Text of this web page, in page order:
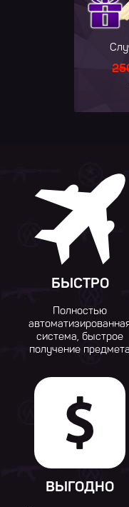
БЫСТРО
Полностью
система, быстрое
получение предмета
ВЫГОДНО